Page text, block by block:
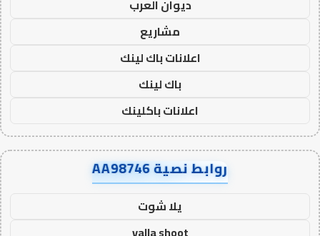
ديوان العرب
مشاريع
اعلانات باك لينك
باك لينك
اعلانات باكلينك
روابط نصية AA98746
يلا شوت